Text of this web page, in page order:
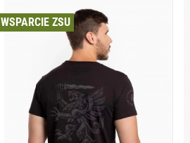
WSPARCIE ZSU